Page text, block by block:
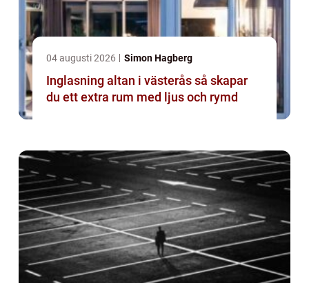
04 augusti 2026 Simon Hagberg
Inglasning altan i västerås så skapar
du ett extra rum med ljus och rymd